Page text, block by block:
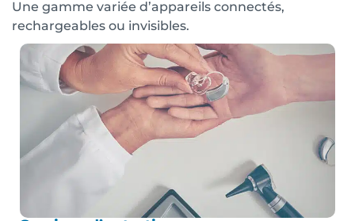
Une gamme variée d’appareils connectés,
rechargeables ou invisibles.